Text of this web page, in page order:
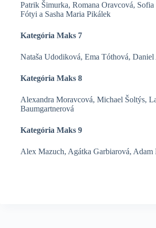
Patrik Šimurka, Romana Oravcová,
Fótyi a Sasha Maria Pikálek
Kategória Maks 7
Nataša Udodiková, Ema Tóthová,
Kategória Maks 8
Alexandra Moravcová, Michael Šoltýs,
Baumgartnerová
Kategória Maks 9
Alex Mazuch, Agátka Garbiarová,